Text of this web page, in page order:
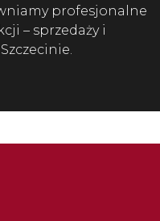
profesjonalne
– sprzedaży i